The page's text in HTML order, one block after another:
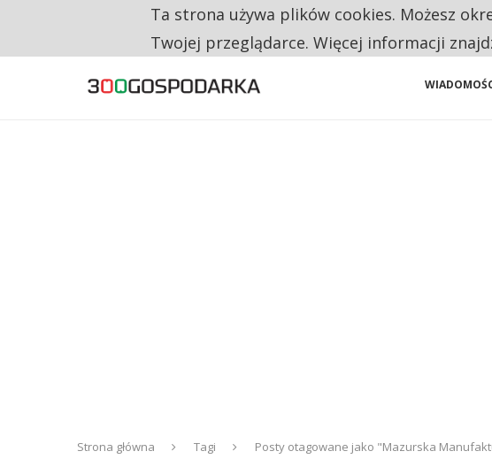
TRZECH NA CZTERECH PONOWNIE ZAŁOŻYŁOBY WŁASNĄ
Strona główna Tagi Posty otagowane jako "Mazurska
Ta strona używa plików cookies. Możesz
Twojej przeglądarce. Więcej informacji